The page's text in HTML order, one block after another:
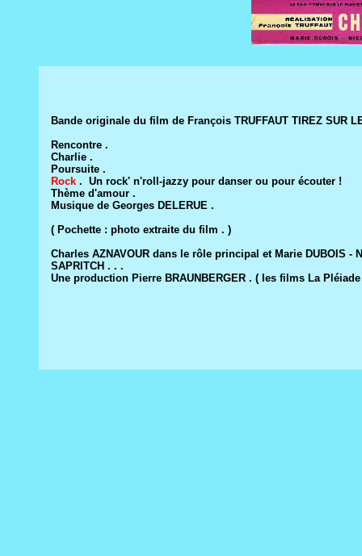
Bande originale du film de François TRUFFAUT TIREZ SUR
Rencontre .
Charlie .
Poursuite .
Rock . Un rock' n'roll-jazzy pour danser ou pour écouter !
Thème d'amour .
Musique de Georges DELERUE .
( Pochette : photo extraite du film . )
Charles AZNAVOUR dans le rôle principal et Marie DUBOIS -
SAPRITCH . . .
Une production Pierre BRAUNBERGER . ( les films La